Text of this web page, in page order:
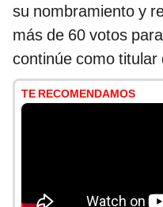
su nombramiento y
más de 60 votos
continúe como titular
TE RECOMENDAMOS